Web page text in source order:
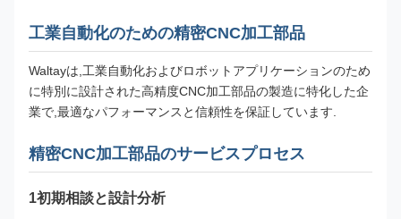
工業自動化のための精密CNC加工部品
Waltayは,工業自動化およびロボットアプリケーションのため
に特別に設計された高精度CNC加工部品の製造に特化した企
業で,最適なパフォーマンスと信頼性を保証しています.
精密CNC加工部品のサービスプロセス
1初期相談と設計分析